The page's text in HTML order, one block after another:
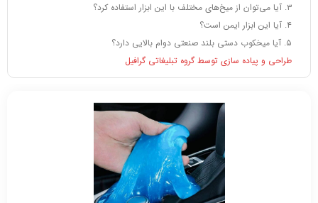
۳. آیا می‌توان از میخ‌های مختلف با این ابزار استفاده کرد؟
۴. آیا این ابزار ایمن است؟
۵. آیا میخکوب دستی بلند صنعتی دوام بالایی دارد؟
طراحی و پیاده سازی توسط گروه تبلیغاتی گرافیل